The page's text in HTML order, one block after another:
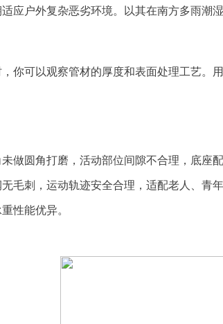
应户外复杂恶劣环境。以其在南方多雨
你可以观察管材的厚度和表面处理工艺
做圆角打磨，活动部位间隙不合理，底座
毛刺，运动轨迹安全合理，适配老人、青
性能优异。